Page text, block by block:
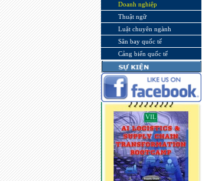
Doanh nghiệp
Thuật ngữ
Luật chuyên ngành
Sân bay quốc tế
Cảng biển quốc tế